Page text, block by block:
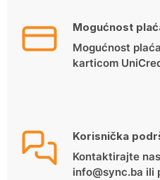
Mogućnost
Mogućnost
karticom
Korisnička
Kontaktirajte
info@sync.ba ili